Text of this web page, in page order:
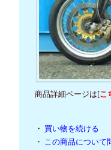
商品詳細ページは[こ
・ 買い物を続ける
・ この商品について